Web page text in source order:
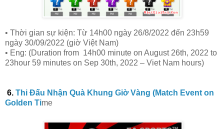
• Thời gian sự kiện: Từ 14h00 ngày 26/8/2022 đến 23h59
ngày 30/09/2022 (giờ Việt Nam)
• Eng: (Duration from 14h00 minute on August 26th, 2022 to
23hour 59 minutes on Sep 30th, 2022 – Viet Nam hours)
6. Thi Đấu Nhận Quà Khung Giờ Vàng (Match Event on
Golden Time